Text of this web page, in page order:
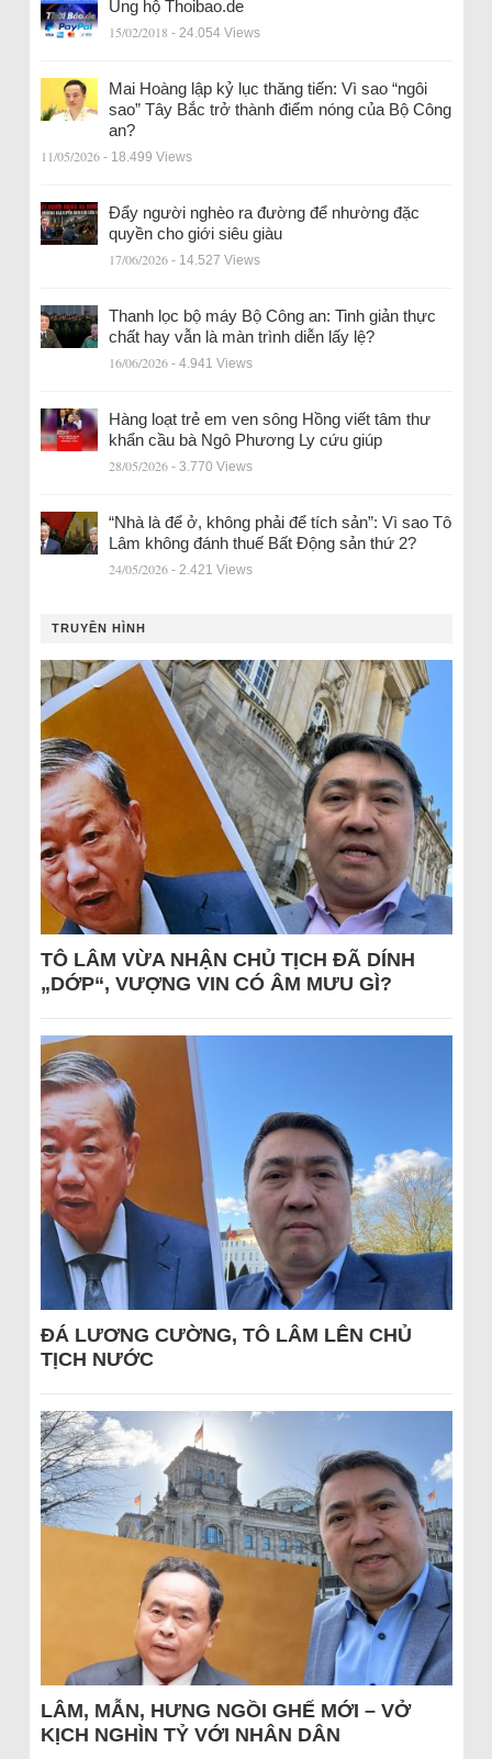
Ủng hộ Thoibao.de
15/02/2018 - 24.054 Views
Mai Hoàng lập kỷ lục thăng tiến: Vì sao “ngôi
sao” Tây Bắc trở thành điểm nóng của Bộ Công
an?
11/05/2026 - 18.499 Views
Đẩy người nghèo ra đường để nhường đặc
quyền cho giới siêu giàu
17/06/2026 - 14.527 Views
Thanh lọc bộ máy Bộ Công an: Tinh giản thực
chất hay vẫn là màn trình diễn lấy lệ?
16/06/2026 - 4.941 Views
Hàng loạt trẻ em ven sông Hồng viết tâm thư
khẩn cầu bà Ngô Phương Ly cứu giúp
28/05/2026 - 3.770 Views
“Nhà là để ở, không phải để tích sản”: Vì sao Tô
Lâm không đánh thuế Bất Động sản thứ 2?
24/05/2026 - 2.421 Views
TRUYỀN HÌNH
TÔ LÂM VỪA NHẬN CHỦ TỊCH ĐÃ DÍNH
„DỚP“, VƯỢNG VIN CÓ ÂM MƯU GÌ?
ĐÁ LƯƠNG CƯỜNG, TÔ LÂM LÊN CHỦ
TỊCH NƯỚC
LÂM, MẪN, HƯNG NGỒI GHẾ MỚI – VỞ
KỊCH NGHÌN TỶ VỚI NHÂN DÂN